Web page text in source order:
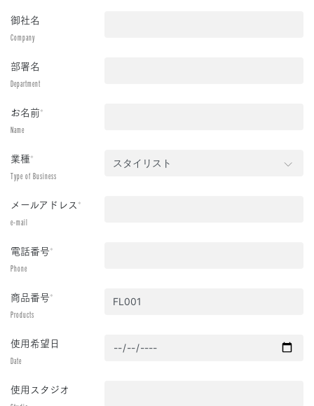
御社名
Company
部署名
Department
お名前*
Name
業種*
Type of Business
メールアドレス*
e-mail
電話番号*
Phone
商品番号*
Products
使用希望日
Date
使用スタジオ